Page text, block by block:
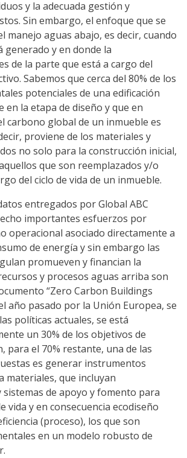
y la adecuada gestión y
Sin embargo, el enfoque que se
manejo aguas abajo, es decir, cuando
generado y en donde la
de la parte que está a cargo del
Sabemos que cerca del 80% de los
potenciales de una edificación
en la etapa de diseño y que en
carbono global de un inmueble es
proviene de los materiales y
no solo para la construcción inicial,
que son reemplazados y/o
del ciclo de vida de un inmueble.
entregados por Global ABC
importantes esfuerzos por
operacional asociado directamente a
de energía y sin embargo las
promueven y financian la
y procesos aguas arriba son
“Zero Carbon Buildings
año pasado por la Unión Europea, se
políticas actuales, se está
un 30% de los objetivos de
para el 70% restante, una de las
es generar instrumentos
materiales, que incluyan
de apoyo y fomento para
vida y en consecuencia ecodiseño
(proceso), los que son
en un modelo robusto de